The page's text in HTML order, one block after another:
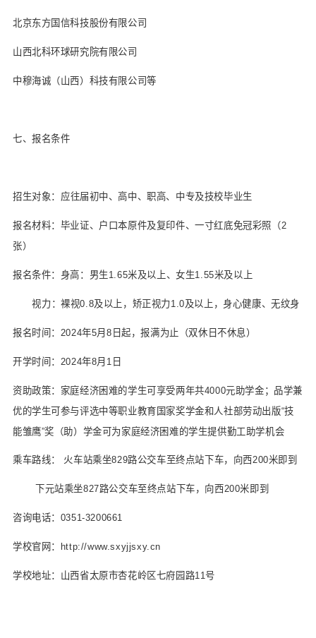
北京东方国信科技股份有限公司
山西北科环球研究院有限公司
中穆海诚（山西）科技有限公司等
七、报名条件
招生对象 ： 应往届初中、高中、职高、中专及技校毕业生
报名材料：毕业证、户口本原件及复印件、一寸红底免冠彩照（2
张）
报名条件：身高：男生1.65米及以上、女生1.55米及以上
视力：裸视0.8及以上，矫正视力1.0及以上，身心健康、无纹身
报名时间：2024年5月8日起，报满为止（双休日不休息）
开学时间：2024年8月1日
资助政策：家庭经济困难的学生可享受两年共4000元助学金；品学兼
优的学生可参与评选中等职业教育国家奖学金和人社部劳动出版“技
能雏鹰”奖（助）学金可为家庭经济困难的学生提供勤工助学机会
乘车路线： 火车站乘坐829路公交车至终点站下车，向西200米即到
下元站乘坐827路公交车至终点站下车，向西200米即到
咨询电话：0351-3200661
学校官网：http://www.sxyjjsxy.cn
学校地址：山西省太原市杏花岭区七府园路11号